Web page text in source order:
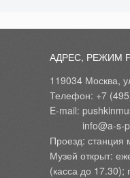
АДРЕС, РЕЖИМ
119034 Москва,
Телефон: +7
E-mail:
Проезд: станция
Музей открыт:
(касса до 17.30);